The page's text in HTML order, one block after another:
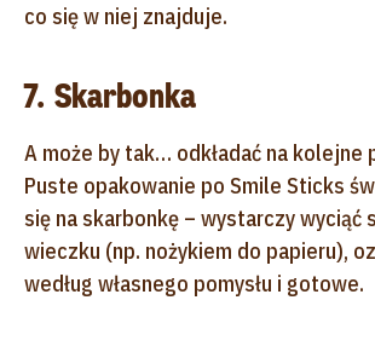
co się w niej znajduje.
7. Skarbonka
A może by tak… odkładać na kolejne
Puste opakowanie po Smile Sticks
się na skarbonkę – wystarczy wyciąć
wieczku (np. nożykiem do papieru),
według własnego pomysłu i gotowe.